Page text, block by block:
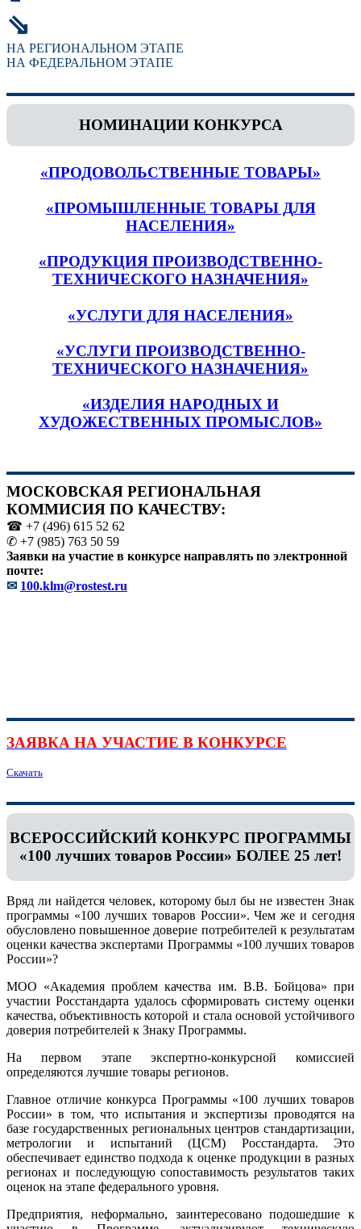
⇘
НА РЕГИОНАЛЬНОМ ЭТАПЕ
НА ФЕДЕРАЛЬНОМ ЭТАПЕ
НОМИНАЦИИ КОНКУРСА
«ПРОДОВОЛЬСТВЕННЫЕ ТОВАРЫ»
«ПРОМЫШЛЕННЫЕ ТОВАРЫ ДЛЯ
НАСЕЛЕНИЯ»
«ПРОДУКЦИЯ ПРОИЗВОДСТВЕННО-
ТЕХНИЧЕСКОГО НАЗНАЧЕНИЯ»
«УСЛУГИ ДЛЯ НАСЕЛЕНИЯ»
«УСЛУГИ ПРОИЗВОДСТВЕННО-
ТЕХНИЧЕСКОГО НАЗНАЧЕНИЯ»
«ИЗДЕЛИЯ НАРОДНЫХ И
ХУДОЖЕСТВЕННЫХ ПРОМЫСЛОВ»
МОСКОВСКАЯ РЕГИОНАЛЬНАЯ
КОММИСИЯ ПО КАЧЕСТВУ:
☎ +7 (496) 615 52 62
✆ +7 (985) 763 50 59
Заявки на участие в конкурсе направлять по электронной
почте:
✉ 100.klm@rostest.ru
ЗАЯВКА НА УЧАСТИЕ В КОНКУРСЕ
Скачать
ВСЕРОССИЙСКИЙ КОНКУРС ПРОГРАММЫ
«100 лучших товаров России» БОЛЕЕ 25 лет!
Вряд ли найдется человек, которому был бы не известен Знак
программы «100 лучших товаров России». Чем же и сегодня
обусловлено повышенное доверие потребителей к результатам
оценки качества экспертами Программы «100 лучших товаров
России»?
МОО «Академия проблем качества им. В.В. Бойцова» при
участии Росстандарта удалось сформировать систему оценки
качества, объективность которой и стала основой устойчивого
доверия потребителей к Знаку Программы.
На первом этапе экспертно-конкурсной комиссией
определяются лучшие товары регионов.
Главное отличие конкурса Программы «100 лучших товаров
России» в том, что испытания и экспертизы проводятся на
базе государственных региональных центров стандартизации,
метрологии и испытаний (ЦCM) Росстандарта. Это
обеспечивает единство подхода к оценке продукции в разных
регионах и последующую сопоставимость результатов таких
оценок на этапе федерального уровня.
Предприятия, неформально, заинтересовано подошедшие к